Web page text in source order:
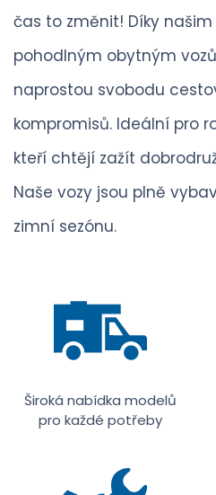
čas to změnit! Díky
pohodlným obytným
naprostou svobodu
kompromisů. Ideální pro
kteří chtějí zažít
Naše vozy jsou plně
zimní sezónu.
Široká nabídka modelů
pro každé potřeby